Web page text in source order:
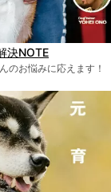
決NOTE
のお悩みに応えます！